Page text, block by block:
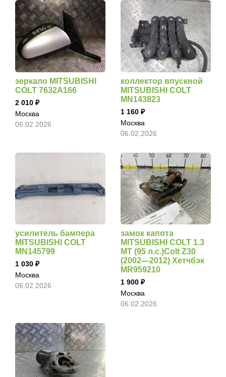
зеркало MITSUBISHI
COLT 7632A166
2 010
Москва
06.02.2026
коллектор впускной
MITSUBISHI COLT
MN143823
1 160
Москва
06.02.2026
усилитель бампера
MITSUBISHI COLT
MN145799
1 030
Москва
06.02.2026
замок капота
MITSUBISHI COLT 1.3
MT (95 л.с.)Colt Z30
(2002—2012) Хетчбэк
MR959210
1 900
Москва
06.02.2026